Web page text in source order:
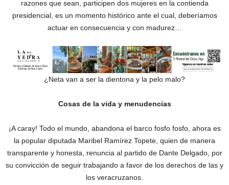
razones que sean, participen dos mujeres en la contienda
presidencial, es un momento histórico ante el cual, deberíamos
actuar en consecuencia y con madurez…
¿Neta van a ser la dientona y la pelo malo?
Cosas de la vida y menudencias
¡A caray! Todo el mundo, abandona el barco fosfo fosfo, ahora es
la popular diputada Maribel Ramírez Topete, quien de manera
transparente y honesta, renuncia al partido de Dante Delgado, por
su convicción de seguir trabajando a favor de los derechos de las y
los veracruzanos.